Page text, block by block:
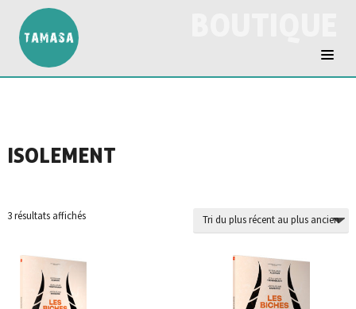
ISOLEMENT
3 résultats affichésTrié
récent